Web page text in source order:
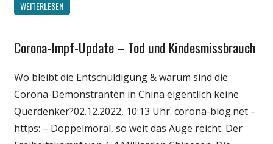
WEITERLESEN
Gesellschaft
Politik
Wirtschaft
Wissenschaft
Corona-Impf-Update – Tod und Kindesmissbrauch
Wo bleibt die Entschuldigung & warum sind die
Corona-Demonstranten in China eigentlich keine
Querdenker?02.12.2022, 10:13 Uhr. corona-blog.net –
https: – Doppelmoral, so weit das Auge reicht. Der